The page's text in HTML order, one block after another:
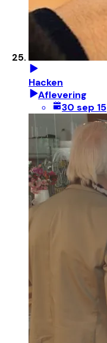
Hacken
Aflevering
30 sep 15